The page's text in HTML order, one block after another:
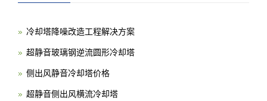
冷却塔降噪改造工程解决方案
超静音玻璃钢逆流圆形冷却塔
侧出风静音冷却塔价格
超静音侧出风横流冷却塔